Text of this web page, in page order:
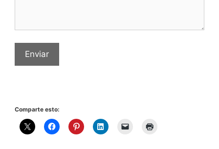
Enviar
Comparte esto: